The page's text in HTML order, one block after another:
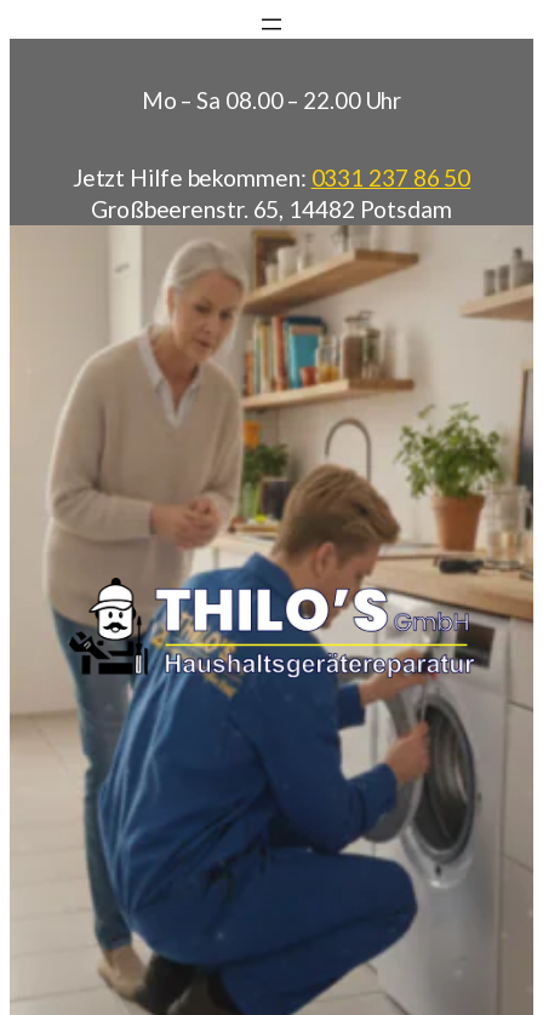
Inhalt
Mo – Sa 08.00 – 22.00 Uhr
Jetzt Hilfe bekommen: 0331 237 86 50
Großbeerenstr. 65, 14482 Potsdam